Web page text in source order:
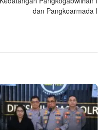
dan Pangkoarmada I